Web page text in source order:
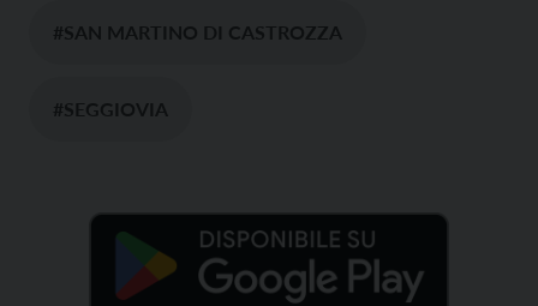
#SAN MARTINO DI CASTROZZA
#SEGGIOVIA